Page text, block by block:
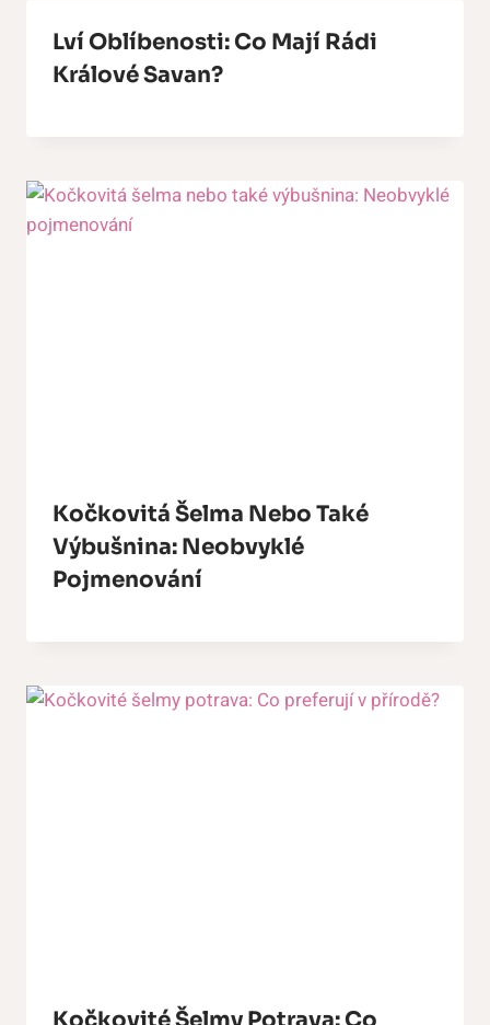
Lví Oblíbenosti: Co Mají Rádi
Králové Savan?
Kočkovitá Šelma Nebo Také
Výbušnina: Neobvyklé
Pojmenování